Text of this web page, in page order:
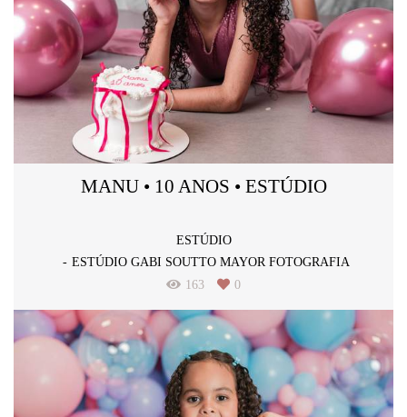
MANU • 10 ANOS • ESTÚDIO
ESTÚDIO
ESTÚDIO GABI SOUTTO MAYOR FOTOGRAFIA
163
0